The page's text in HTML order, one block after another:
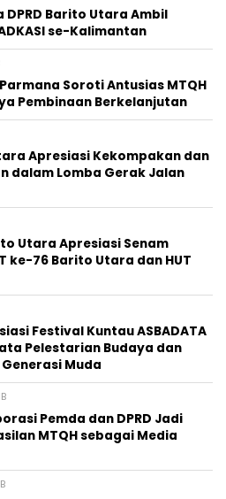
Barito Utara Ambil
se-Kalimantan
Soroti Antusias MTQH
Pembinaan Berkelanjutan
Apresiasi Kekompakan dan
dalam Lomba Gerak Jalan
Utara Apresiasi Senam
ke-76 Barito Utara dan HUT
Festival Kuntau ASBADATA
Pelestarian Budaya dan
Muda
Pemda dan DPRD Jadi
MTQH sebagai Media